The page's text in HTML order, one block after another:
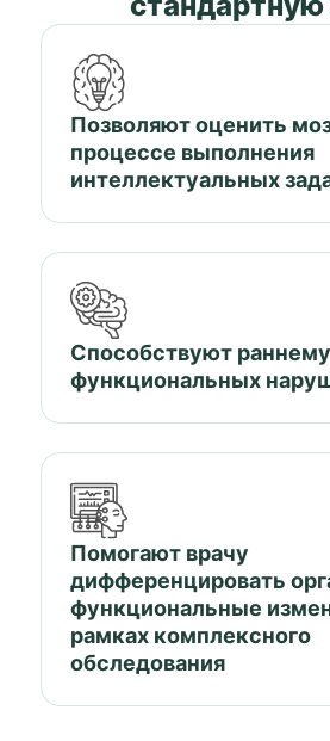
Позволяют оценить
процессе выполнения
интеллектуальных
Способствуют
функциональных
Помогают врачу
дифференцировать
функциональные
рамках комплексного
обследования